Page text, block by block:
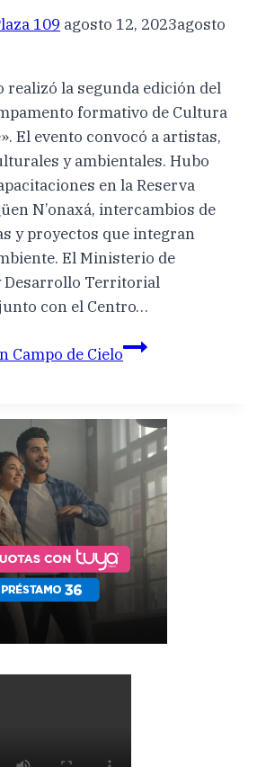
109 agosto 12, 2023agosto
realizó la segunda edición del
formativo de Cultura
El evento convocó a artistas,
y ambientales. Hubo
en la Reserva
N’onaxá, intercambios de
y proyectos que integran
El Ministerio de
Desarrollo Territorial
con el Centro…
Campo de Cielo